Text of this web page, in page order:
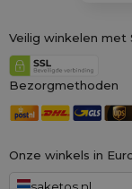
Onze winkels in
Veilig winkelen met
Bezorgmethoden